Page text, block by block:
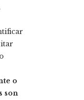
o
son